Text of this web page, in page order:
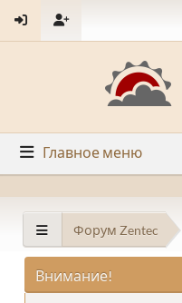
Главное меню
Форум Zentec
Внимание!